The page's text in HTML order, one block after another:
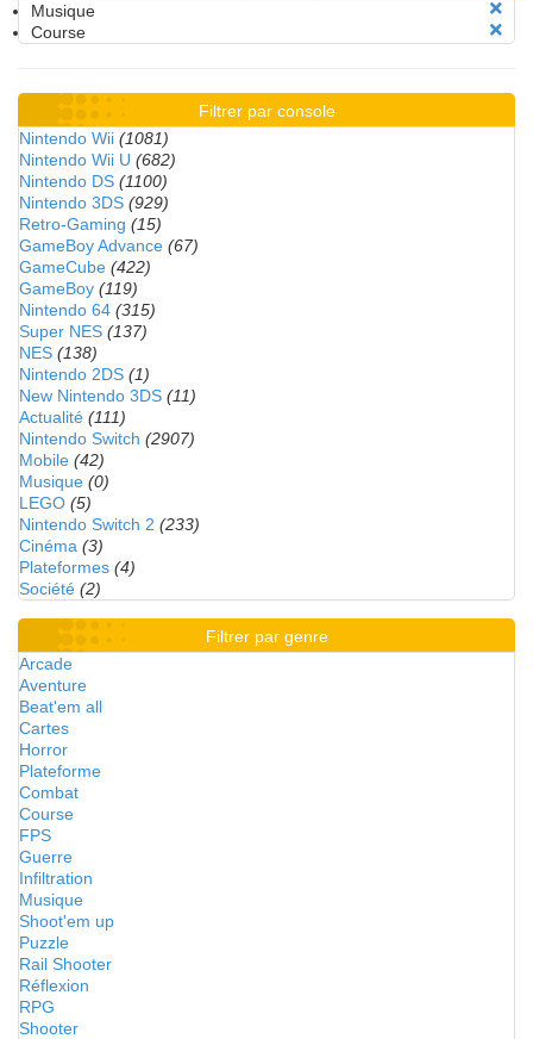
Musique
Course
Filtrer par console
Nintendo Wii (1081)
Nintendo Wii U (682)
Nintendo DS (1100)
Nintendo 3DS (929)
Retro-Gaming (15)
GameBoy Advance (67)
GameCube (422)
GameBoy (119)
Nintendo 64 (315)
Super NES (137)
NES (138)
Nintendo 2DS (1)
New Nintendo 3DS (11)
Actualité (111)
Nintendo Switch (2907)
Mobile (42)
Musique (0)
LEGO (5)
Nintendo Switch 2 (233)
Cinéma (3)
Plateformes (4)
Société (2)
Filtrer par genre
Arcade
Aventure
Beat'em all
Cartes
Horror
Plateforme
Combat
Course
FPS
Guerre
Infiltration
Musique
Shoot'em up
Puzzle
Rail Shooter
Réflexion
RPG
Shooter